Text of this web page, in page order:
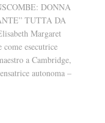
DONNA
TUTTA DA
Margaret
esecutrice
a Cambridge,
autonoma –